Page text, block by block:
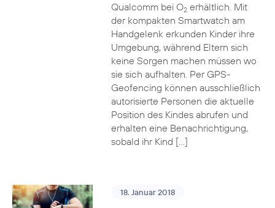
Qualcomm bei O2erhältlich. Mit
der kompakten Smartwatch am
Handgelenk erkunden Kinder ihre
Umgebung, während Eltern sich
keine Sorgen machen müssen wo
sie sich aufhalten. Per GPS-
Geofencing können ausschließlich
autorisierte Personen die aktuelle
Position des Kindes abrufen und
erhalten eine Benachrichtigung,
sobald ihr Kind […]
18. Januar 2018